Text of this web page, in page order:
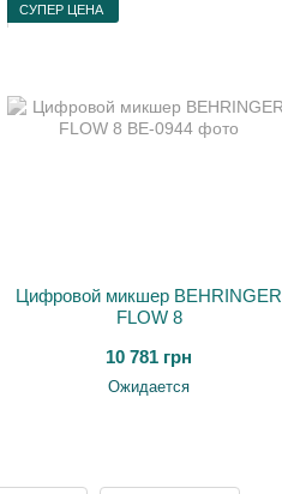
СУПЕР ЦЕНА
Цифровой микшер BEHRINGER
FLOW 8
10 781 грн
Ожидается